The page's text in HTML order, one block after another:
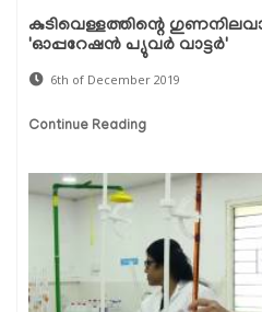
കുടിവെള്ളത്തിന്റെ
'ഓപ്പറേഷന്‍ പ്യുവര്‍ വാട്ടര്‍'
6th of December 2019
Continue Reading